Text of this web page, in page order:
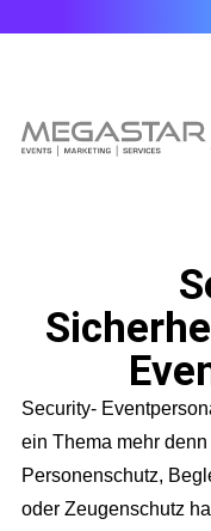
Security-
ein Thema mehr
Personenschutz,
oder Zeugenschutz